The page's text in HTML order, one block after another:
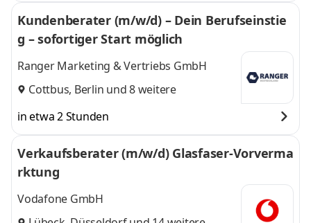
Kundenberater (m/w/d) – Dein Berufseinstie
g – sofortiger Start möglich
Ranger Marketing & Vertriebs GmbH
Cottbus, Berlin und 8 weitere
in etwa 2 Stunden
Verkaufsberater (m/w/d) Glasfaser-Vorverma
rktung
Vodafone GmbH